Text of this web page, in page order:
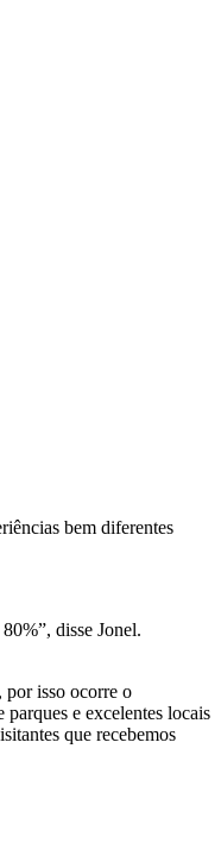
bem diferentes
disse Jonel.
por isso ocorre o
e excelentes locais
que recebemos